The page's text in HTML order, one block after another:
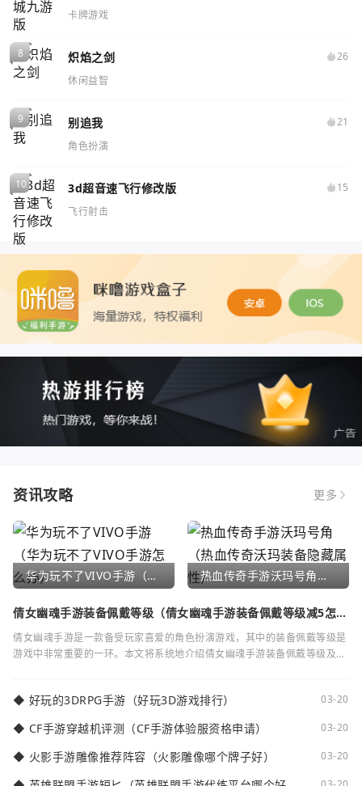
卡牌游戏
炽焰之剑
26
休闲益智
别追我
21
角色扮演
3d超音速飞行修改版
15
飞行射击
资讯攻略 更多
华为玩不了VIVO手游（华为玩不了VIVO手游怎么办） 热血传奇手游沃玛号角（热血传奇沃玛装备隐藏属性）
倩女幽魂手游装备佩戴等级（倩女幽魂手游装备佩戴等级减5怎么
倩女幽魂手游是一款备受玩家喜爱的角色扮演游戏，其中的装备佩戴等级是
游戏中非常重要的一环。本文将系统地介绍倩女幽魂手游装备佩戴等级及其
◆ 好玩的3DRPG手游（好玩3D游戏排行） 03-20
◆ CF手游穿越机评测（CF手游体验服资格申请） 03-20
◆ 火影手游雕像推荐阵容（火影雕像哪个牌子好） 03-20